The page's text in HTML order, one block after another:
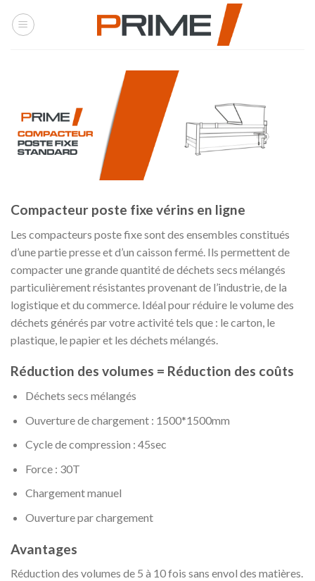
Compacteur poste fixe vérins en ligne
Les compacteurs poste fixe sont des ensembles constitués
d’une partie presse et d’un caisson fermé. Ils permettent de
compacter une grande quantité de déchets secs mélangés
particulièrement résistantes provenant de l’industrie, de la
logistique et du commerce. Idéal pour réduire le volume des
déchets générés par votre activité tels que : le carton, le
plastique, le papier et les déchets mélangés.
Réduction des volumes = Réduction des coûts
Déchets secs mélangés
Ouverture de chargement : 1500*1500mm
Cycle de compression : 45sec
Force : 30T
Chargement manuel
Ouverture par chargement
Avantages
Réduction des volumes de 5 à 10 fois sans envol des matières.